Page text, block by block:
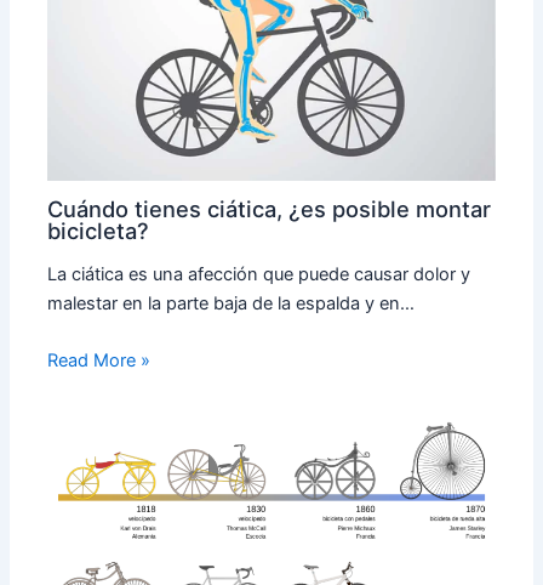
Cuándo tienes ciática, ¿es posible montar
bicicleta?
La ciática es una afección que puede causar dolor y
malestar en la parte baja de la espalda y en…
Read More »